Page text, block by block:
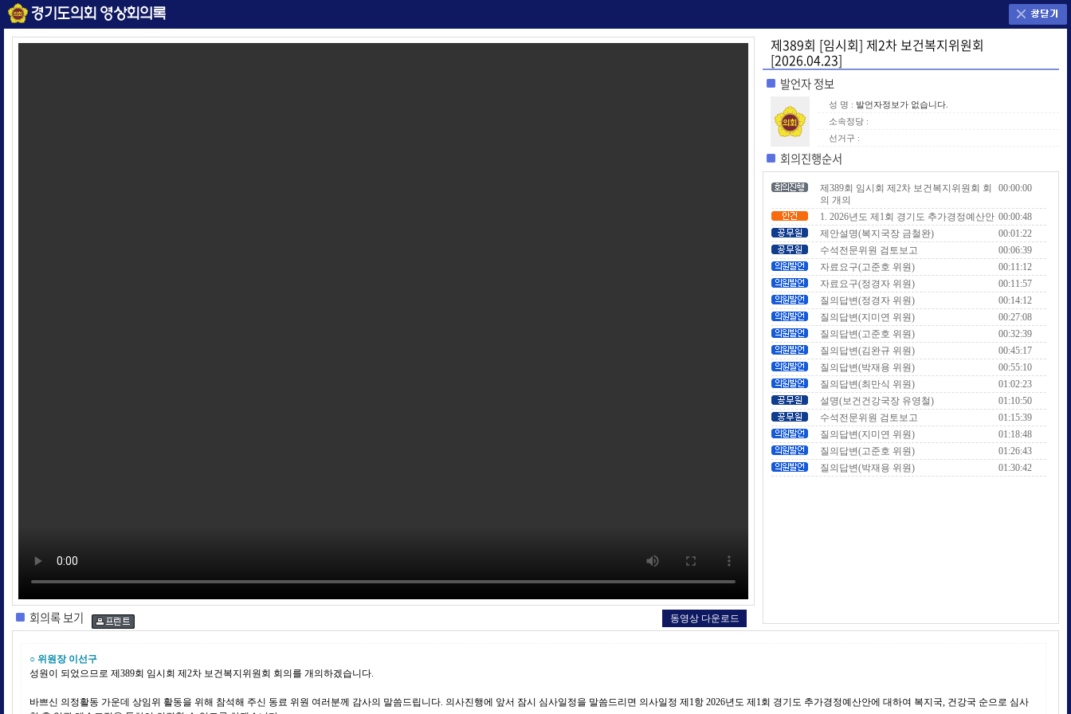
제389회 [임시회] 제2차 보건복지위원회
[2026.04.23]
발언자 정보
성 명 : 발언자정보가 없습니다.
소속정당 :
선거구 :
회의진행순서
제389회 임시회 제2차 보건복지위원회 회
의 개의
00:00:00
1. 2026년도 제1회 경기도 추가경정예산안 00:00:48
제안설명(복지국장 금철완)
00:01:22
수석전문위원 검토보고
00:06:39
자료요구(고준호 위원)
00:11:12
자료요구(정경자 위원)
00:11:57
질의답변(정경자 위원)
00:14:12
질의답변(지미연 위원)
00:27:08
질의답변(고준호 위원)
00:32:39
질의답변(김완규 위원)
00:45:17
질의답변(박재용 위원)
00:55:10
질의답변(최만식 위원)
01:02:23
설명(보건건강국장 유영철)
01:10:50
수석전문위원 검토보고
01:15:39
질의답변(지미연 위원)
01:18:48
질의답변(고준호 위원)
01:26:43
질의답변(박재용 위원)
01:30:42
회의록 보기 동영상 다운로드
○ 위원장 이선구
성원이 되었으므로 제389회 임시회 제2차 보건복지위원회 회의를 개의하겠습니다.
바쁘신 의정활동 가운데 상임위 활동을 위해 참석해 주신 동료 위원 여러분께 감사의 말씀드립니다. 의사진행에 앞서 잠시 심사일정을 말씀드리면 의사일정 제1항 2026년도 제1회 경기도 추가경정예산안에 대하여 복지국, 건강국 순으로 심사